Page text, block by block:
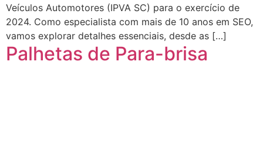
Veículos Automotores (IPVA SC) para o exercício de
2024. Como especialista com mais de 10 anos em SEO,
vamos explorar detalhes essenciais, desde as […]
Palhetas de Para-brisa